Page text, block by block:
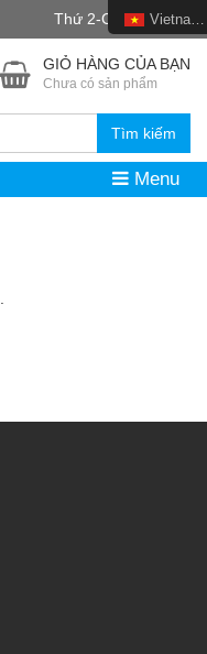
Thứ 2-CN : 8h -22h
Tìm kiếm
GIỎ HÀNG CỦA BẠN
Chưa có sản phẩm
Menu
Vietnamese